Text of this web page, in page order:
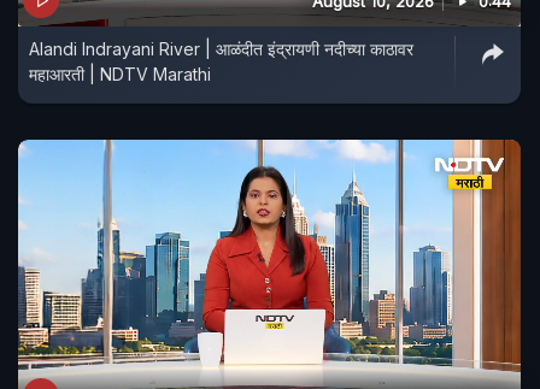
Alandi Indrayani River | आळंदीत इंद्रायणी नदीच्या काठावर
महाआरती | NDTV Marathi